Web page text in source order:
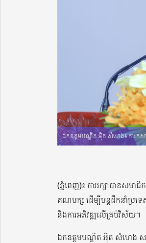
ឯកឧត្តមបណ្ឌិត អ៉ិត សំហេង៖ ការកសា
(ភ្នំពេញ)៖ ការរក្សាបានសម
គណបក្ស ដើម្បីបន្តដឹកនាំប្រទេ
និងការអភិវឌ្ឍលើគ្រប់វិស័យ។
ឯកឧត្តមបណ្ឌិត អ៉ិត សំហេង សម